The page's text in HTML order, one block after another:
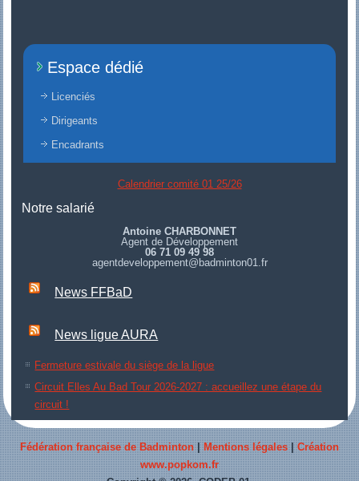
Espace dédié
Licenciés
Dirigeants
Encadrants
Calendrier comité 01 25/26
Notre salarié
Antoine CHARBONNET
Agent de Développement
06 71 09 49 98
agentdeveloppement@badminton01.fr
News FFBaD
News ligue AURA
Fermeture estivale du siège de la ligue
Circuit Elles Au Bad Tour 2026-2027 : accueillez une étape du
circuit !
Fédération française de Badminton Mentions légales
Création
www.popkom.fr